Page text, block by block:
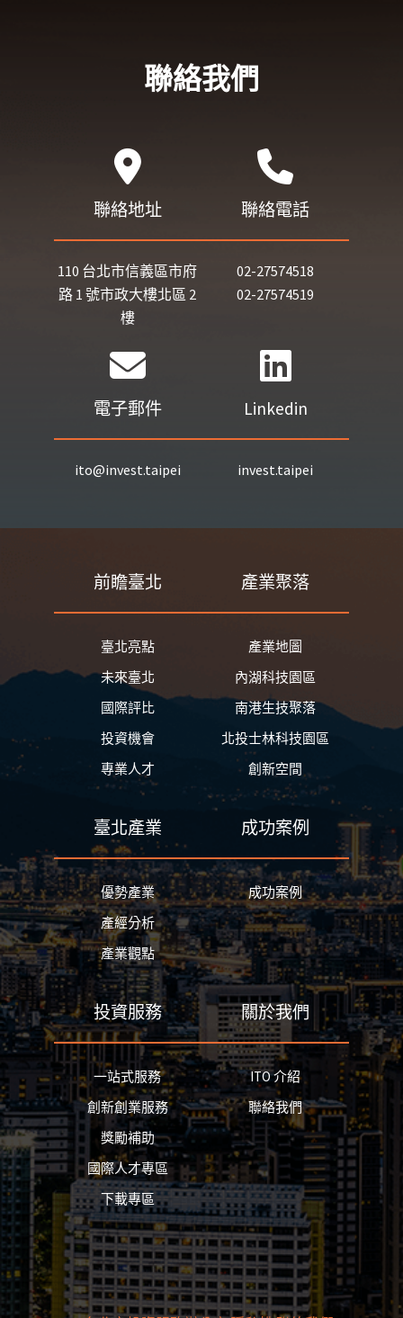
聯絡我們
聯絡地址
110 台北市信義區市府
路 1 號市政大樓北區 2
樓
聯絡電話
02-27574518
02-27574519
電子郵件
ito@invest.taipei
Linkedin
invest.taipei
前瞻臺北
臺北亮點
未來臺北
國際評比
投資機會
專業人才
產業聚落
產業地圖
內湖科技園區
南港生技聚落
北投士林科技園區
創新空間
臺北產業
優勢產業
產經分析
產業觀點
成功案例
成功案例
投資服務
一站式服務
創新創業服務
獎勵補助
國際人才專區
下載專區
關於我們
ITO 介紹
聯絡我們